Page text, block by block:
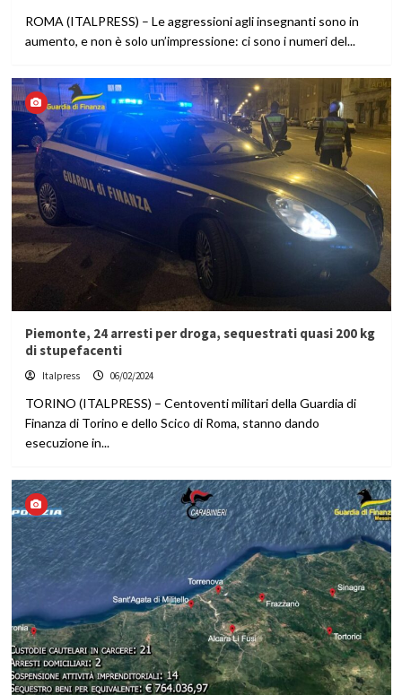
ROMA (ITALPRESS) – Le aggressioni agli insegnanti sono in
aumento, e non è solo un’impressione: ci sono i numeri del...
Piemonte, 24 arresti per droga, sequestrati quasi 200 kg
di stupefacenti
Italpress 06/02/2024
TORINO (ITALPRESS) – Centoventi militari della Guardia di
Finanza di Torino e dello Scico di Roma, stanno dando
esecuzione in...